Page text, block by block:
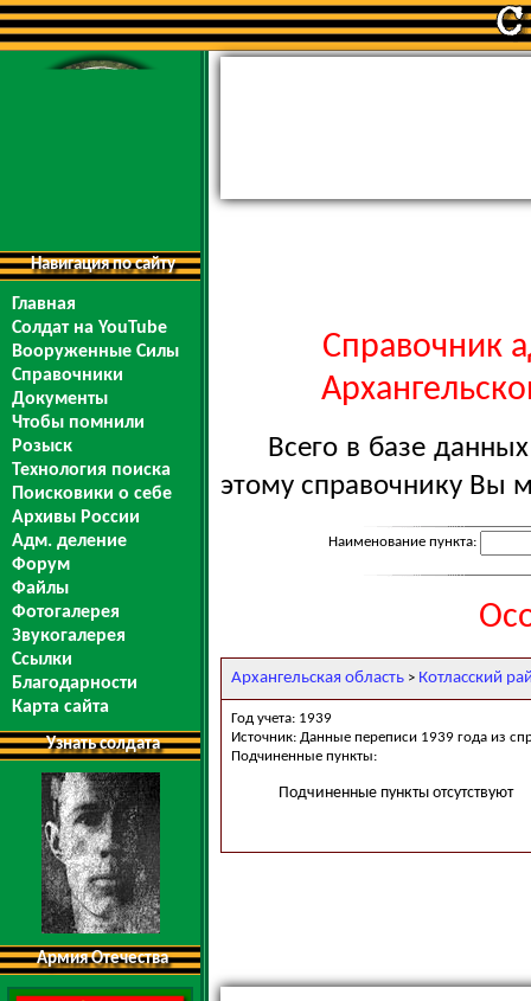
Навигация по сайту
Главная
Солдат на YouTube
Вооруженные Силы
Справочники
Документы
Чтобы помнили
Розыск
Технология поиска
Поисковики о себе
Архивы России
Адм. деление
Форум
Файлы
Фотогалерея
Звукогалерея
Ссылки
Благодарности
Карта сайта
Узнать солдата
Армия Отечества
Справочник
Всего в базе
этому справочнику Вы
Наименование пункта:
Архангельская область > Котласский
Год учета: 1939
Источник: Данные переписи 1939 года из
Подчиненные пункты:
Подчиненные пункты отсутствуют